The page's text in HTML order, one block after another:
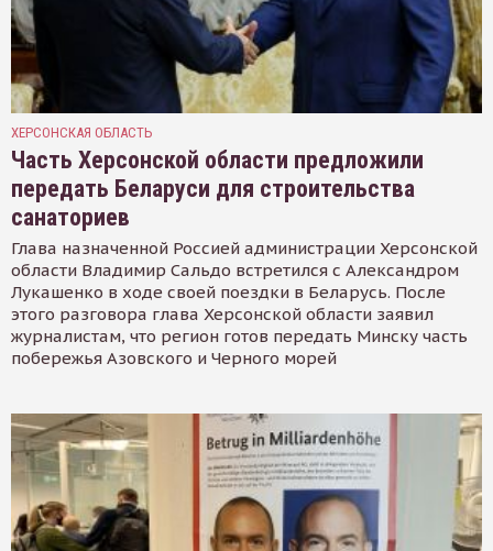
ХЕРСОНСКАЯ ОБЛАСТЬ
Часть Херсонской области предложили
передать Беларуси для строительства
санаториев
Глава назначенной Россией администрации Херсонской
области Владимир Сальдо встретился с Александром
Лукашенко в ходе своей поездки в Беларусь. После
этого разговора глава Херсонской области заявил
журналистам, что регион готов передать Минску часть
побережья Азовского и Черного морей